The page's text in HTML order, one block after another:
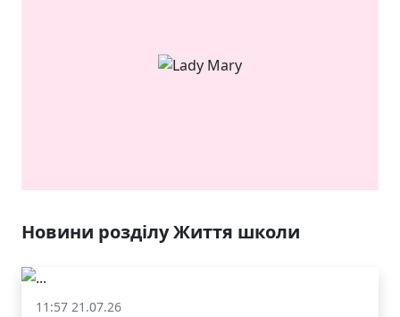
У ЛЬВОВІ
Новини розділу Життя школи
11:57 21.07.26